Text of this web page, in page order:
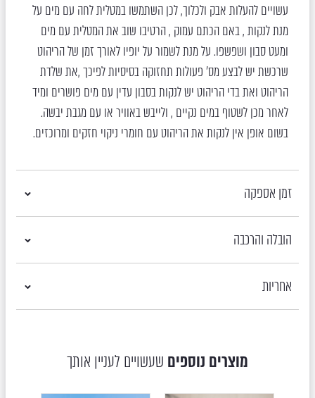
עשויים להעלות אבק ולכלוך, לכן השתמשו במטלית לחה עם מים על
מנת לנקות , באם הכתם עמוק , הרטיבו שוב את המטלית עם מים
ומעט סבון ושפשפו. על מנת לשמור על יופיו לאורך זמן של הריהוט
שרכשת יש לבצע מס' פעולות תחזוקה בסיסיות לפיכך ,את שלדת
הריהוט ואת בדי הריהוט יש לנקות בסבון עדין עם מים פושרים ומיד
לאחר מכן לשטוף במים נקיים , ולייבש באוויר או עם מגבת יבשה.
בשום אופן אין לנקות את הריהוט עם חומרי ניקוי חזקים ומרוכזים.
זמן אספקה
הובלה והרכבה
אחריות
מוצרים נוספים שעשויים לעניין אותך